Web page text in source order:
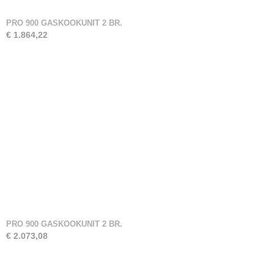
PRO 900 GASKOOKUNIT 2 BR.
€ 1.864,22
PRO 900 GASKOOKUNIT 2 BR.
€ 2.073,08